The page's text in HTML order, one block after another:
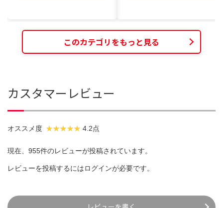
このカテゴリをもっと見る
カスタマーレビュー
オススメ度 4.2点
現在、955件のレビューが投稿されています。
レビューを投稿するにはログインが必要です。